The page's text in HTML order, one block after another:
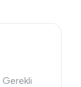
Gerekli